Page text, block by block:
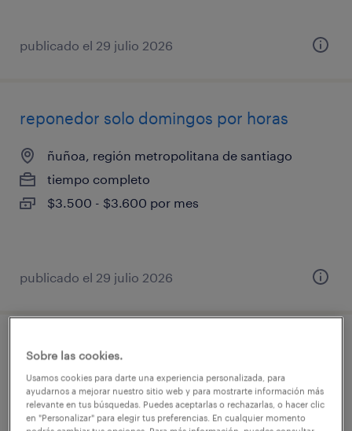
publicado el 29 julio 2026
reponedor solo domingos por horas
ñuñoa, región metropolitana de santiago
tiempo completo
$3.500 - $3.600 por mes
publicado el 29 julio 2026
reponedor mercaderista part time 3 dias
copiapó, atacama
tiempo completo
Sobre las cookies.
Usamos cookies para darte una experiencia personalizada, para
ayudarnos a mejorar nuestro sitio web y para mostrarte información más
relevante en tus búsquedas. Puedes aceptarlas o rechazarlas, o hacer clic
en "Personalizar" para elegir tus preferencias. En cualquier momento